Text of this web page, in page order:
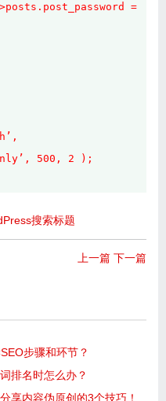
=
500, 2 );
搜索标题
上一篇 下一篇
步骤和环节？
排名时怎么办？
享内容伪原创的3个技巧！